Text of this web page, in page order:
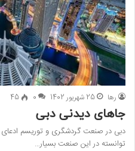
رها 25 شهریور 1402 0
45
جاهای دیدنی دبی
دبی در صنعت گردشگری و توریسم ادعای
توانسته در این صنعت بسیار…